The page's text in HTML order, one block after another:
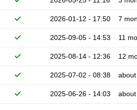
2026-01-12 - 17:50 7
2025-09-05 - 14:53 11
2025-08-14 - 12:36 12
2025-07-02 - 08:38
2025-06-26 - 14:03